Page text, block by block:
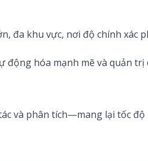
đa khu vực, nơi độ chính xác
động hóa mạnh mẽ và quản trị
và phân tích—mang lại tốc độ